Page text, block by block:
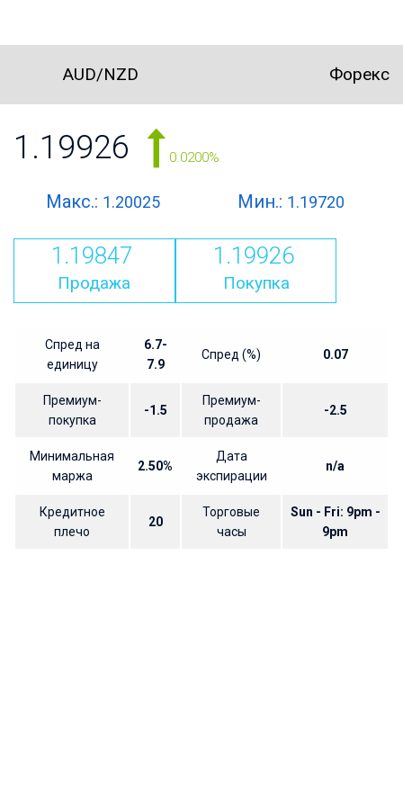
AUD/NZD Форекс
1.19926 0.0200%
Макс.: 1.20025 Мин.: 1.19720
1.19847
Продажа
1.19926
Покупка
Спред на
единицу
6.7-
7.9
Спред (%) 0.07
Премиум-
покупка
-1.5
Премиум-
продажа
-2.5
Минимальная
маржа
2.50%
Дата
экспирации
n/a
Кредитное
плечо
20
Торговые
часы
Sun - Fri: 9pm -
9pm